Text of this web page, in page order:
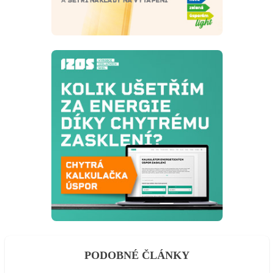
PODOBNÉ ČLÁNKY